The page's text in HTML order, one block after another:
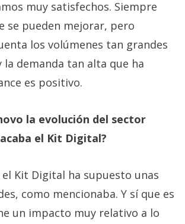
muy satisfechos. Siempre
se pueden mejorar, pero
los volúmenes tan grandes
la demanda tan alta que ha
es positivo.
la evolución del sector
el Kit Digital?
Kit Digital ha supuesto unas
como mencionaba. Y sí que es
un impacto muy relativo a lo